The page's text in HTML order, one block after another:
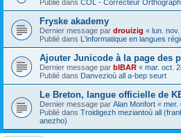
Publié dans COL - Correcteur
Fryske akademy
Dernier message par drouizig « lun.
Publié dans L'informatique en langues
Ajouter Junicode à la page des
Dernier message par bIBAR « mar. oct.
Publié dans Danvezioù all a-bep seurt
Le Breton, langue officielle de
Dernier message par Alan Monfort « mer.
Publié dans Troidigezh meziantoù all
anezho)